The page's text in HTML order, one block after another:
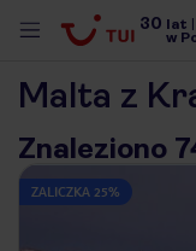
30 lat
w
Malta z
Znaleziono
ZALICZKA 25%